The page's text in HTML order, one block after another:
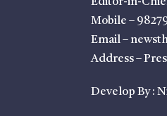
Mobile –
Email –
Address –
Develop By :